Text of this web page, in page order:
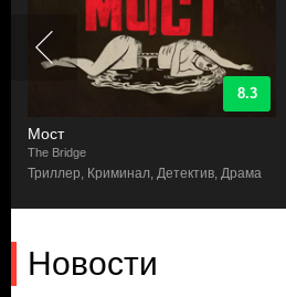
8.3
Мост
The Bridge
Триллер, Криминал, Детектив, Драма
Новости